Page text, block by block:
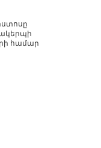
համար